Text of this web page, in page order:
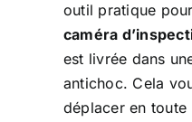
outil pratique
caméra
est livrée dans
antichoc. Cela
déplacer en toute